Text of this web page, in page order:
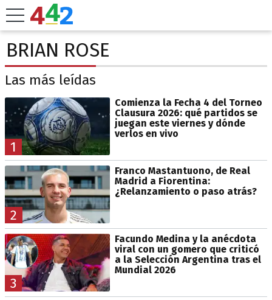
BRIAN ROSE
Las más leídas
1
Comienza la Fecha 4 del Torneo
Clausura 2026: qué partidos se
juegan este viernes y dónde
verlos en vivo
2
Franco Mastantuono, de Real
Madrid a Fiorentina:
¿Relanzamiento o paso atrás?
3
Facundo Medina y la anécdota
viral con un gomero que criticó
a la Selección Argentina tras el
Mundial 2026